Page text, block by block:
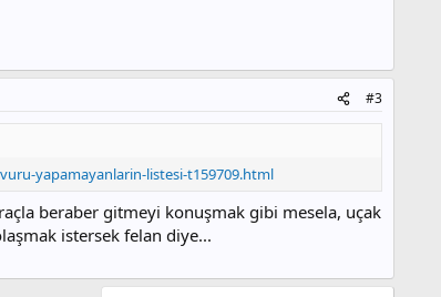
#3
yapamayanlarin-listesi-t159709.html
beraber gitmeyi konuşmak gibi mesela, uçak
istersek felan diye...